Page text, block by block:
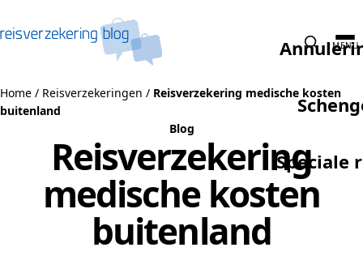
Speciale
MENU
Home / Reisverzekeringen / Reisverzekering medische kosten
buitenland
Blog
Reisverzekering
medische kosten
buitenland